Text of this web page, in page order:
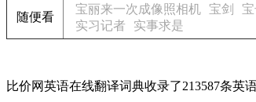
随便看
宝丽来一次成像照相机 宝剑
实习记者
实事求是
比价网英语在线翻译词典收录了213587条英